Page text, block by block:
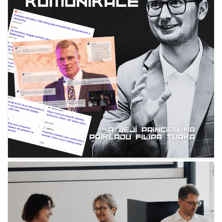
Krizová komunikace srozumitelně: Principy
na příkladu Filipa Turka
19. 10. 2025